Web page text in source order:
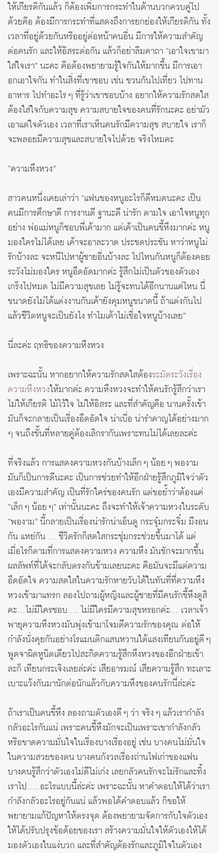
ให้เกียรติกันแล้ว ก็ต้องเพิ่มการกระทำในด้านบวกควบคู่ไป
ด้วยคือ ต้องมีการกระทำที่แสดงถึงการยกย่องให้เกียรติกัน ทั้ง
เวลาที่อยู่ด้วยกันหรืออยู่ต่อหน้าคนอื่น มีการให้ความสำคัญ
ต่อคนรัก และให้อิสระต่อกัน แล้วก็อย่าลืมคาถา “เอาใจเขามา
ใส่ใจเรา” นะคะ คือต้องพยายามรู้ใจกันให้มากขึ้น มีการเอา
อกเอาใจกัน ทำในสิ่งที่เขาชอบ เช่น ชวนกันไปเที่ยว ไปทาน
อาหาร ไปทำอะไร ๆ ที่รู้ว่าเขาชอบบ้าง อยากให้ความรักสดใส
ต้องใส่ใจกับความสุข ความสบายใจของคนที่รักนะคะ อย่ามัว
เอาแต่ใจตัวเอง เวลาที่เราเห็นคนรักมีความสุข สบายใจ เราก็
จะพลอยมีความสุขและสบายใจไปด้วย จริงไหมคะ
“ความหึงหวง”
สาวคนหนึ่งเคยเล่าว่า “แฟนของหนูอะไรก็ดีหมดนะคะ เป็น
คนมีการศึกษาดี การงานดี ฐานะดี น่ารัก ตามใจ เอาใจหนูทุก
อย่าง พ่อแม่หนูก็ชอบพี่เค้ามาก แต่เค้าเป็นคนขี้หึงมากค่ะ หนู
มองใครไม่ได้เลย เค้าจะอาละวาด ประชดประชัน หาว่าหนูไม่
รักบ้างละ จะหนีไปหาผู้ชายอื่นบ้างละ ไปไหนกันหนูก็ต้องคอย
ระวังไม่มองใคร หนูอึดอัดมากค่ะ รู้สึกไม่เป็นตัวของตัวเอง
เกร็งไปหมด ไม่มีความสุขเลย ไม่รู้จะทนได้อีกนานแค่ไหน นี่
ขนาดยังไม่ได้แต่งงานกันเค้ายังคุมหนูขนาดนี้ ถ้าแต่งกันไป
แล้วชีวิตหนูจะเป็นยังไง ทำไมเค้าไม่เชื่อใจหนูบ้างเลย”
นี่ละค่ะ ฤทธิของความหึงหวง
เพราะฉะนั้น หากอยากให้ความรักสดใสต้องระมัดระวังเรื่อง
ความหึงหวงให้มากค่ะ ความหึงหวงจะทำให้คนรักรู้สึกว่าเรา
ไม่ให้เกียรติ ไม้ไว้ใจ ไม่ให้อิสระ และที่สำคัญคือ นานครั้งเข้า
มันก็จะกลายเป็นเรื่องอึดอัดใจ น่าเบื่อ น่ารำคาญได้อย่างมาก
ๆ จนถึงขั้นที่หลายคู่ต้องเลิกรากันเพราะทนไม่ได้เลยละค่ะ
ที่จริงแล้ว การแสดงความหวงกันบ้างเล็ก ๆ น้อย ๆ พองาม
มันก็เป็นการดีนะคะ เป็นการช่วยทำให้อีกฝ่ายรู้สึกภูมิใจว่าตัว
เองมีความสำคัญ เป็นที่รักใคร่ของคนรัก แต่ขอย้ำว่าต้องแค่
“เล็ก ๆ น้อย ๆ” เท่านั้นนะคะ ถึงจะทำให้เจ้าความหวงในระดับ
“พองาม” นี้กลายเป็นเรื่องน่ารักน่าเอ็นดู กระจุ๋มกระจิ๋ม มีงอน
กัน แหย่กัน … ชีวิตรักก็สดใสกระชุ่มกระช่วยขึ้นมาได้ แต่
เมื่อไรก็ตามที่การแสดงความหวง ความหึง มันชักจะมากขึ้น
ผลลัพท์ที่ได้จะกลับตรงกันข้ามเลยนะคะ คือมันจะมีแต่ความ
อึดอัดใจ ความสดใสในความรักหายวับได้ในทันที่ที่ความหึง
หวงเข้ามาแทรก ลองไปถามผู้หญิงและผู้ชายที่มีคนรักขี้หึงดูสิ
คะ…ไม่มีใครชอบ…. ไม่มีใครมีความสุขหรอกค่ะ… เวลาเจ้า
พายุความหึงหวงมันพุ่งเข้ามาโจมตีความรักของคุณ ต่อให้
กำลังนั่งคุยกันอย่างโรแมนติกแสนหวานใต้แสงเทียนกันอยู่ดี ๆ
พูดจาผิดหูนิดเดียวไปสะกิดความรู้สึกหึงหวงของอีกฝ่ายเข้า
ละก็ เทียนกระเจิงเลยล่ะค่ะ เสียอารมณ์ เสียความรู้สึก ทะเลาะ
เบาะแว้งกันมานักต่อนักแล้วกับความหึงของคนรักนี่ล่ะค่ะ
ถ้าเราเป็นคนขี้หึง ลองถามตัวเองดี ๆ ว่า จริง ๆ แล้วเรากำลัง
กลัวอะไรกันแน่ เพราะคนขี้หึงมักจะเป็นเพราะเขากำลังกลัว
หรือขาดความมั่นใจในเรื่องบางเรื่องอยู่ เช่น บางคนไม่มั่นใจ
ในความสวยของตน บางคนกังวลเรื่องถ่านไฟเก่าของแฟน
บางคนรู้สึกว่าตัวเองไม่ดีไม่เก่ง เลยกลัวคนรักจะไม่รักและทิ้ง
เราไป…..อะไรแบบนี้ล่ะค่ะ เพราะฉะนั้น หาคำตอบให้ได้ว่าเรา
กำลังกลัวอะไรอยู่กันแน่ แล้วพอได้คำตอบแล้ว ก็ขอให้
พยายามแก้ปัญหาให้ตรงจุด ต้องพยายามจัดการกับใจตัวเอง
ให้ได้ปรับปรุงข้อด้อยของเรา สร้างความมั่นใจให้ตัวเองให้ได้
มองตัวเองในแง่บวก และที่สำคัญต้องรักและภูมิใจในตัวเอง